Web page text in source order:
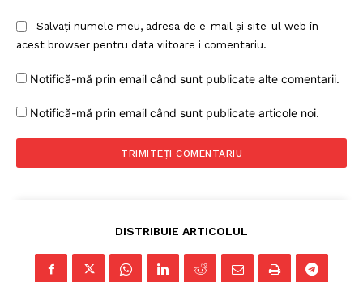
Salvați numele meu, adresa de e-mail și site-ul web în
acest browser pentru data viitoare i comentariu.
Notifică-mă prin email când sunt publicate alte comentarii.
Notifică-mă prin email când sunt publicate articole noi.
DISTRIBUIE ARTICOLUL